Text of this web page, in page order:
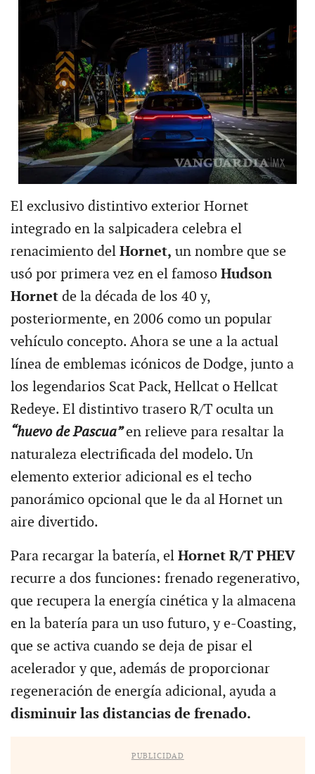
El exclusivo distintivo exterior Hornet
integrado en la salpicadera celebra el
renacimiento del Hornet, un nombre que se
usó por primera vez en el famoso Hudson
Hornetde la década de los 40 y,
posteriormente, en 2006 como un popular
vehículo concepto. Ahora se une a la actual
línea de emblemas icónicos de Dodge, junto a
los legendarios Scat Pack, Hellcat o Hellcat
Redeye. El distintivo trasero R/T oculta un
“huevo de Pascua”en relieve para resaltar la
naturaleza electrificada del modelo. Un
elemento exterior adicional es el techo
panorámico opcional que le da al Hornet un
aire divertido.
Para recargar la batería, el Hornet R/T PHEV
recurre a dos funciones: frenado regenerativo,
que recupera la energía cinética y la almacena
en la batería para un uso futuro, y e-Coasting,
que se activa cuando se deja de pisar el
acelerador y que, además de proporcionar
regeneración de energía adicional, ayuda a
disminuir las distancias de frenado.
PUBLICIDAD